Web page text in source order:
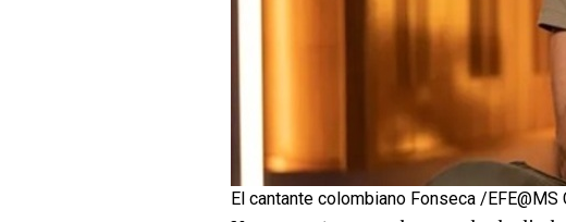
El cantante colombiano Fonseca /EFE@MS